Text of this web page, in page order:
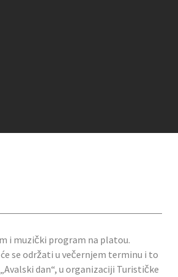
i muzički program na platou.
se održati u večernjem terminu i to
dan“, u organizaciji Turističke